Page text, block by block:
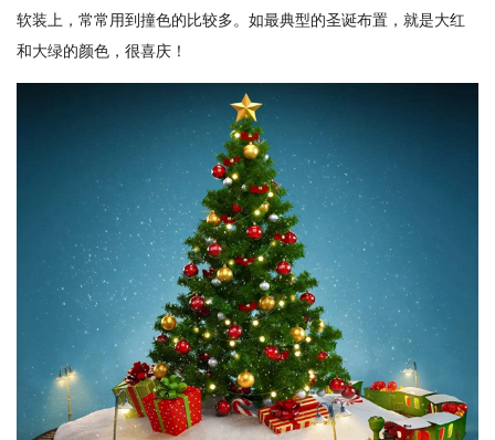
软装上，常常用到撞色的比较多。如最典型的圣诞布置，就是大红
和大绿的颜色，很喜庆！